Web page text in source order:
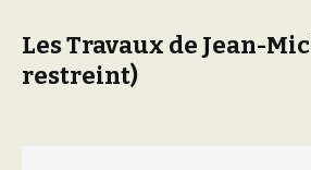
Les Travaux de Jean-
restreint)